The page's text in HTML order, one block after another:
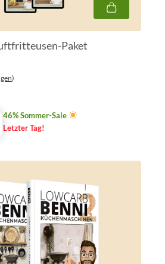
Paket
)
46% Sommer-Sale
Letzter Tag!